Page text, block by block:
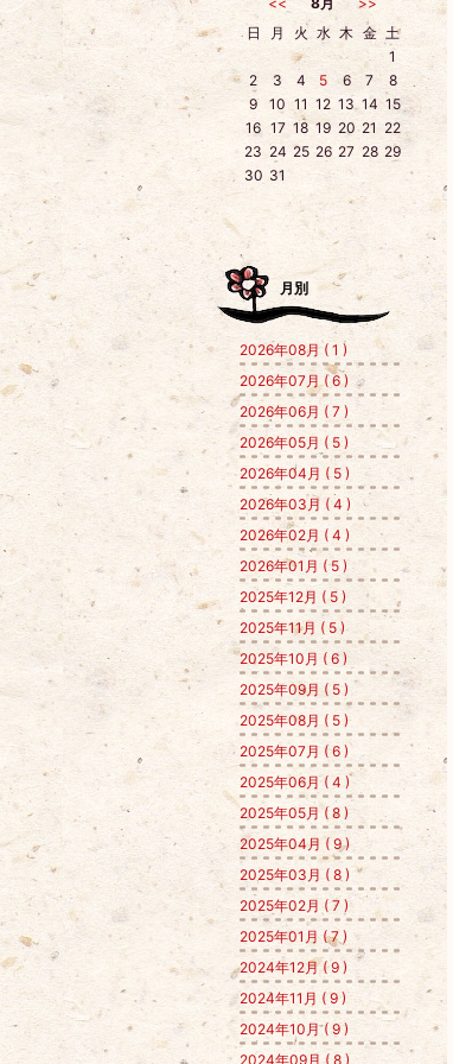
日
月 火 水 木 金 土
1
2
3 4 5 6 7
8
9
10 11 12 13 14 15
16 17 18 19 20 21 22
23 24 25 26 27 28 29
30 31
月別
2026年08月 ( 1 )
2026年07月 ( 6 )
2026年06月 ( 7 )
2026年05月 ( 5 )
2026年04月 ( 5 )
2026年03月 ( 4 )
2026年02月 ( 4 )
2026年01月 ( 5 )
2025年12月 ( 5 )
2025年11月 ( 5 )
2025年10月 ( 6 )
2025年09月 ( 5 )
2025年08月 ( 5 )
2025年07月 ( 6 )
2025年06月 ( 4 )
2025年05月 ( 8 )
2025年04月 ( 9 )
2025年03月 ( 8 )
2025年02月 ( 7 )
2025年01月 ( 7 )
2024年12月 ( 9 )
2024年11月 ( 9 )
2024年10月 ( 9 )
2024年09月 ( 8 )